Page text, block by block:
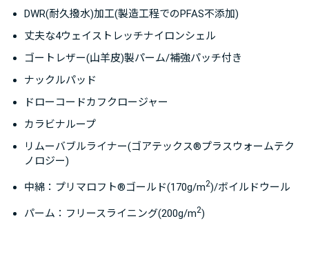
DWR(耐久撥水)加工(製造工程でのPFAS不添加)
丈夫な4ウェイストレッチナイロンシェル
ゴートレザー(山羊皮)製パーム/補強パッチ付き
ナックルパッド
ドローコードカフクロージャー
カラビナループ
リムーバブルライナー(ゴアテックス®プラスウォームテク
ノロジー)
中綿：プリマロフト®ゴールド(170g/m2)/ボイルドウール
パーム：フリースライニング(200g/m2)